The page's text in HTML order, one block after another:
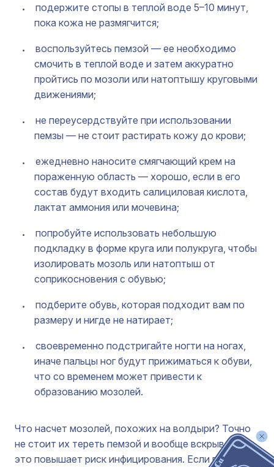
подержите стопы в теплой воде 5–10 минут,
пока кожа не размягчится;
воспользуйтесь пемзой — ее необходимо
смочить в теплой воде и затем аккуратно
пройтись по мозоли или натоптышу круговыми
движениями;
не переусердствуйте при использовании
пемзы — не стоит растирать кожу до крови;
ежедневно наносите смягчающий крем на
пораженную область — хорошо, если в его
состав будут входить салициловая кислота,
лактат аммония или мочевина;
попробуйте использовать небольшую
подкладку в форме круга или полукруга, чтобы
изолировать мозоль или натоптыш от
соприкосновения с обувью;
подберите обувь, которая подходит вам по
размеру и нигде не натирает;
своевременно подстригайте ногти на ногах,
иначе пальцы ног будут прижиматься к обуви,
что со временем может привести к
образованию мозолей.
Что насчет мозолей, похожих на волдыри? Точно
не стоит их тереть пемзой и вообще вскрывать —
это повышает риск инфицирования. Если волдырь